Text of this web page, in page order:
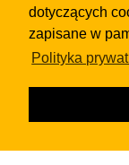
dotyczących
zapisane w
Polityka
© 2026Wydawnictwo NEON
KRAWCZYK s.c.) z